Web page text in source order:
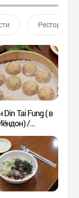
Ресторан
Din Tai Fung ( в
/
코리아
점))